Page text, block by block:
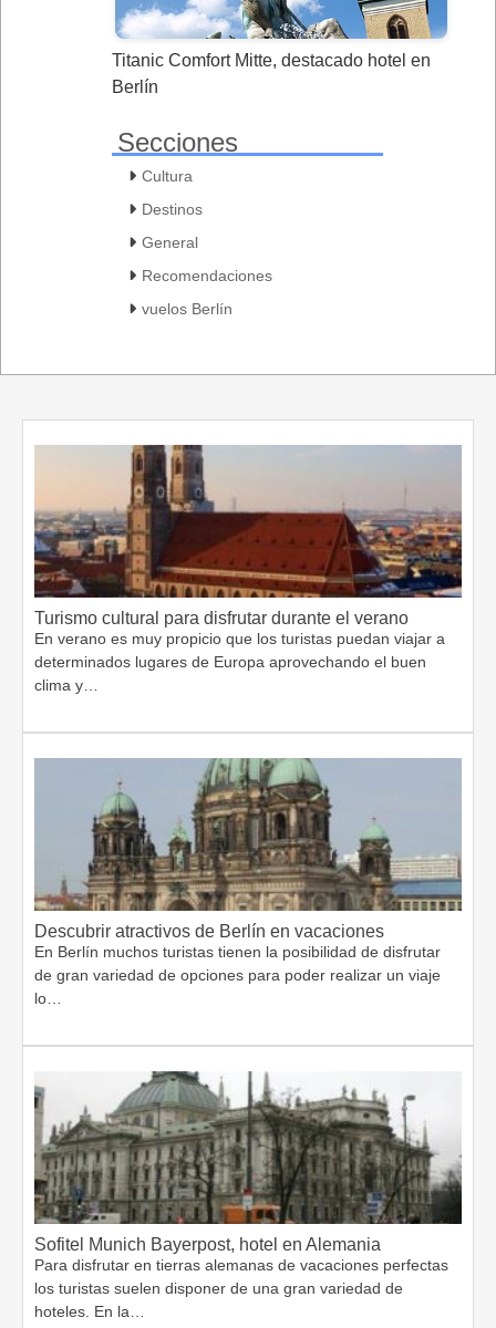
Titanic Comfort Mitte, destacado hotel en
Berlín
Secciones
Cultura
Destinos
General
Recomendaciones
vuelos Berlín
Turismo cultural para disfrutar durante el verano
En verano es muy propicio que los turistas puedan viajar a
determinados lugares de Europa aprovechando el buen
clima y…
Descubrir atractivos de Berlín en vacaciones
En Berlín muchos turistas tienen la posibilidad de disfrutar
de gran variedad de opciones para poder realizar un viaje
lo…
Sofitel Munich Bayerpost, hotel en Alemania
Para disfrutar en tierras alemanas de vacaciones perfectas
los turistas suelen disponer de una gran variedad de
hoteles. En la…